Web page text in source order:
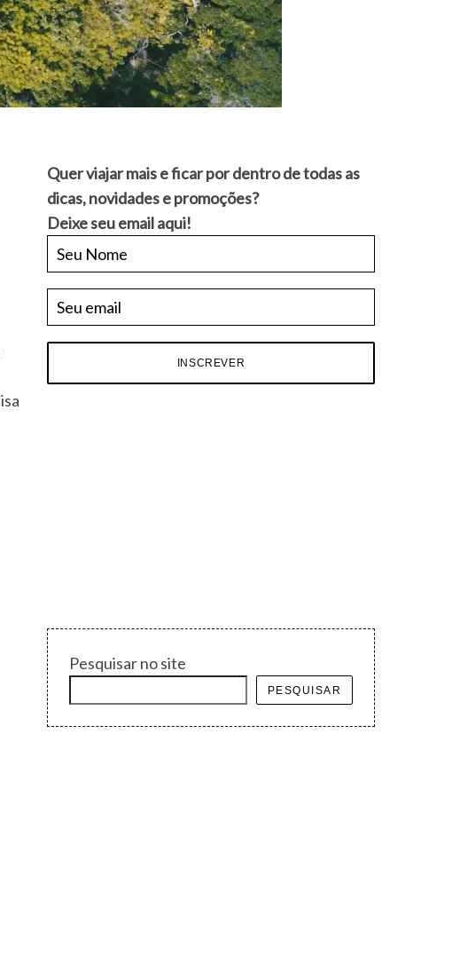
Quer viajar mais e ficar por dentro de todas as
dicas, novidades e promoções?
Deixe seu email aqui!
Pesquisar no site
PESQUISAR